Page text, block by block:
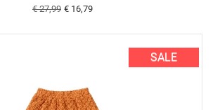
€ 27,99 € 16,79
SALE